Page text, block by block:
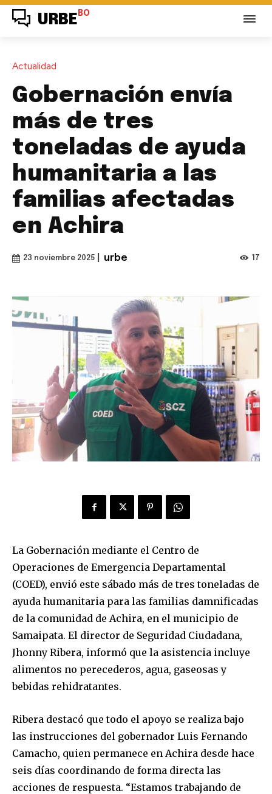
URBE BO
Actualidad
Gobernación envía
más de tres
toneladas de ayuda
humanitaria a las
familias afectadas
en Achira
23 noviembre 2025 urbe 17
La Gobernación mediante el Centro de
Operaciones de Emergencia Departamental
(COED), envió este sábado más de tres toneladas de
ayuda humanitaria para las familias damnificadas
de la comunidad de Achira, en el municipio de
Samaipata. El director de Seguridad Ciudadana,
Jhonny Ribera, informó que la asistencia incluye
alimentos no perecederos, agua, gaseosas y
bebidas rehidratantes.
Ribera destacó que todo el apoyo se realiza bajo
las instrucciones del gobernador Luis Fernando
Camacho, quien permanece en Achira desde hace
seis días coordinando de forma directa las
acciones de respuesta. “Estamos trabajando de